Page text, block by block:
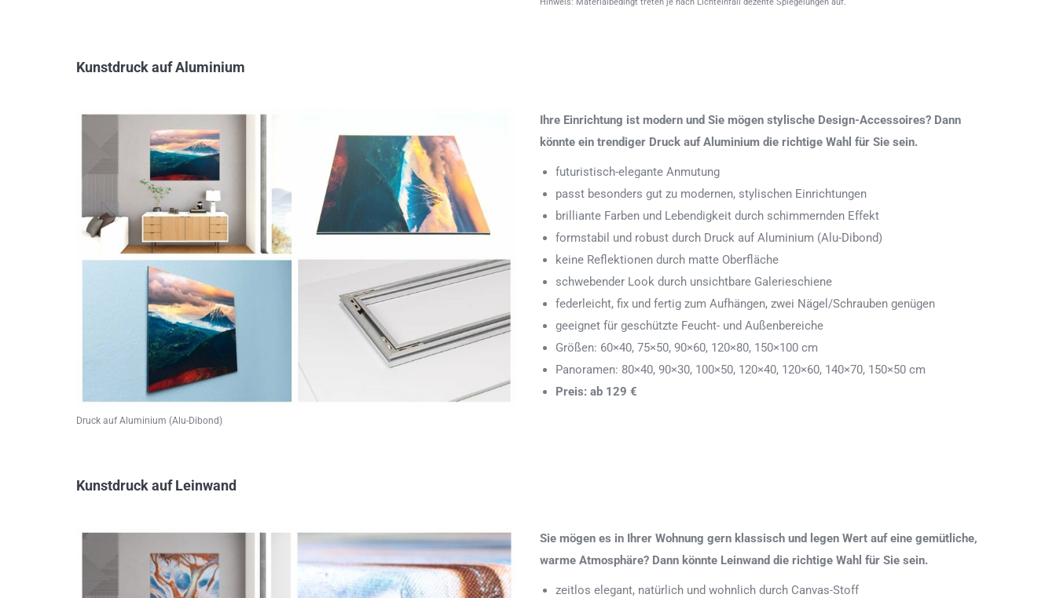
Kunstdruck auf Aluminium
Druck auf Aluminium (Alu-Dibond)
Ihre Einrichtung ist modern und Sie mögen stylische Design-Accessoires? Dann
könnte ein trendiger Druck auf Aluminium die richtige Wahl für Sie sein.
futuristisch-elegante Anmutung
passt besonders gut zu modernen, stylischen Einrichtungen
brilliante Farben und Lebendigkeit durch schimmernden Effekt
formstabil und robust durch Druck auf Aluminium (Alu-Dibond)
keine Reflektionen durch matte Oberfläche
schwebender Look durch unsichtbare Galerieschiene
federleicht, fix und fertig zum Aufhängen, zwei Nägel/Schrauben genügen
geeignet für geschützte Feucht- und Außenbereiche
Größen: 60×40, 75×50, 90×60, 120×80, 150×100 cm
Panoramen: 80×40, 90×30, 100×50, 120×40, 120×60, 140×70, 150×50 cm
Preis: ab 129 €
Kunstdruck auf Leinwand
Sie mögen es in Ihrer Wohnung gern klassisch und legen Wert auf eine gemütliche,
warme Atmosphäre? Dann könnte Leinwand die richtige Wahl für Sie sein.
zeitlos elegant, natürlich und wohnlich durch Canvas-Stoff